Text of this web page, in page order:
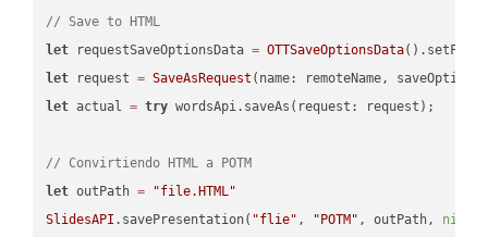
// Save to HTML
let requestSaveOptionsData = OTTSaveOptionsData
let request = SaveAsRequest (name: remoteName,
let actual = try wordsApi.saveAs(request: request);
// Convirtiendo HTML a POTM
let outPath =
"file.HTML"
SlidesAPI .savePresentation( "flie" , "POTM" , outPath, nil